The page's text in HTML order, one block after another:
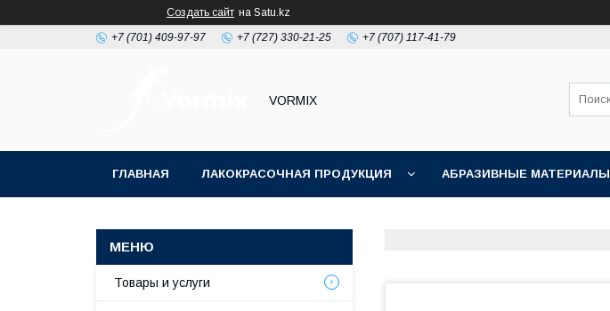
Создать сайт на Satu.kz
+7 (701) 409-97-97 +7 (727) 330-21-25 +7 (707) 117-41-79
VORMIX
ГЛАВНАЯ ЛАКОКРАСОЧНАЯ ПРОДУКЦИЯ АБРАЗИВНЫЕ МАТЕРИАЛЫ
Товары и услуги